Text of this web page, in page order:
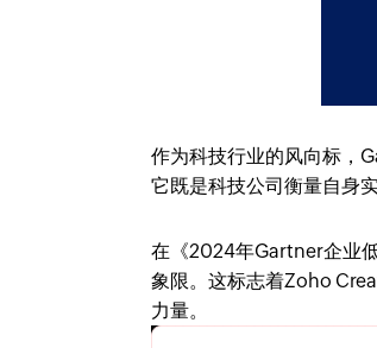
作为科技行业的风向标，
它既是科技公司衡量自身
在《2024年Gartner企业
象限。这标志着Zoho
力量。